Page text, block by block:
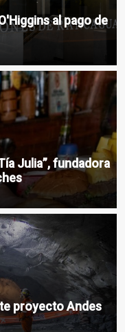
al pago de
Julia”, fundadora
proyecto Andes